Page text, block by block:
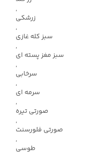
,
زرشکی
,
سبز کله غازی
,
سبز مغز پسته ای
,
سرخابی
,
سرمه ای
,
صورتی تیره
,
صورتی فلورسنت
,
طوسی